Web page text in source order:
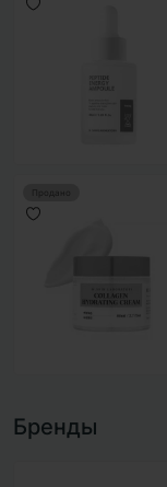
Продано
Бренды